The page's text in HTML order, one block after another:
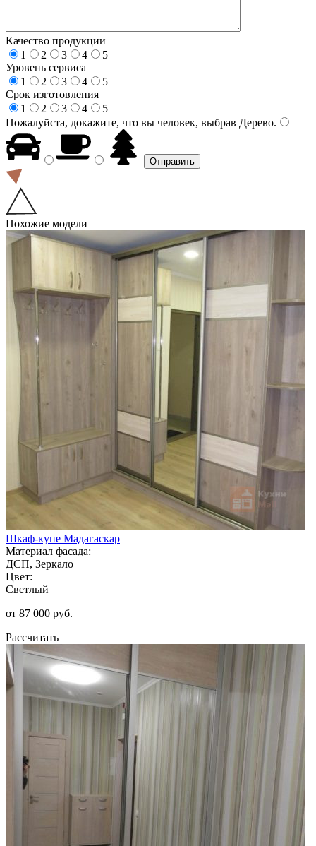
Качество продукции
1
2 3 4
5
Уровень сервиса
1
2 3 4
5
Срок изготовления
1
2 3 4
5
Пожалуйста, докажите, что вы человек, выбрав Дерево.
Похожие модели
Шкаф-купе Мадагаскар
Материал фасада:
ДСП, Зеркало
Цвет:
Светлый
от 87 000 руб.
Рассчитать